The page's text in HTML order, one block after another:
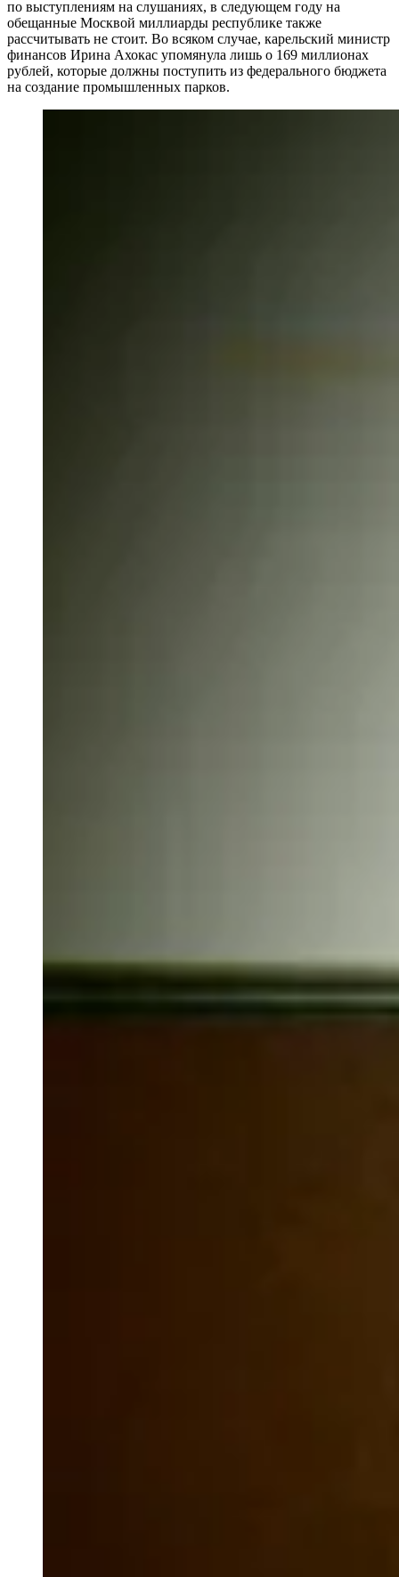
по выступлениям на слушаниях, в следующем году на
обещанные Москвой миллиарды республике также
рассчитывать не стоит. Во всяком случае, карельский министр
финансов Ирина Ахокас упомянула лишь о 169 миллионах
рублей, которые должны поступить из федерального бюджета
на создание промышленных парков.